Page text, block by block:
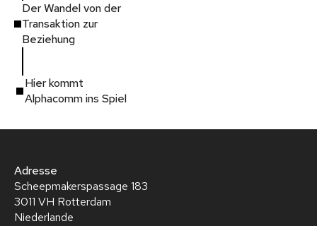
Der Wandel von der
Transaktion zur
Beziehung
Hier kommt
Alphacomm ins Spiel
Adresse
Scheepmakerspassage 183
3011 VH Rotterdam
Niederlande